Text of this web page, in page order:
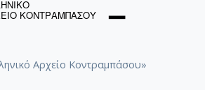
Αρχείο Κοντραμπάσου»